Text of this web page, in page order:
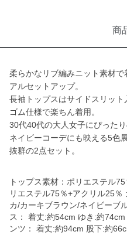
商
柔らかなリブ編みニット素材
アルセットアップ。
長袖トップスはサイドスリッ
ゴム仕様で楽ちん着用。
30代40代の大人女子にぴったり
ネイビーコーデにも映える5色
抜群の2点セット。
トップス素材：ポリエステル
リエステル75％+アクリル25
カ/カーキブラウン/ネイビーブ
ス： 着丈:約54cm ゆき:約
ンツ： 着丈:約94cm 股下:約